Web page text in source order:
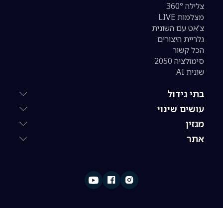
צלילה 360°
מצלמות LIVE
צ'אט עם השונית
גלריית היצורים
הכל קשור
סימולציה 2050
שונית AI
בתי גידול
עושים שינוי
מגזין
אתר